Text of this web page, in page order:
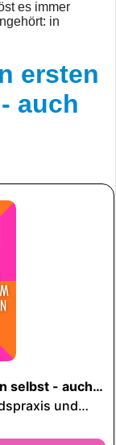
es immer
in
ersten
auch